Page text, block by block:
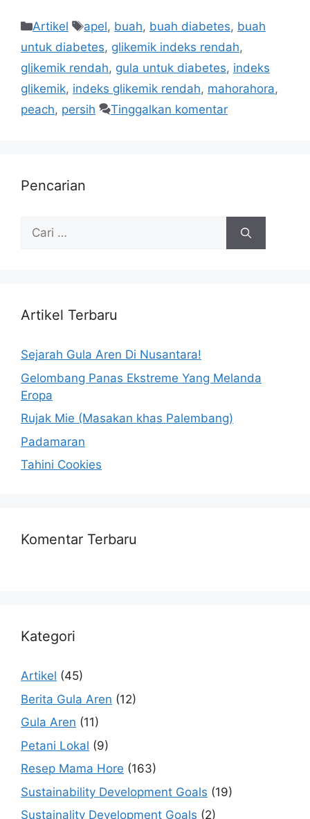
Artikel apel, buah, buah diabetes, buah
untuk diabetes, glikemik indeks rendah,
glikemik rendah, gula untuk diabetes, indeks
glikemik, indeks glikemik rendah, mahorahora,
peach, persih Tinggalkan komentar
Pencarian
Artikel Terbaru
Sejarah Gula Aren Di Nusantara!
Gelombang Panas Ekstreme Yang Melanda
Eropa
Rujak Mie (Masakan khas Palembang)
Padamaran
Tahini Cookies
Komentar Terbaru
Kategori
Artikel (45)
Berita Gula Aren (12)
Gula Aren (11)
Petani Lokal (9)
Resep Mama Hore (163)
Sustainability Development Goals (19)
Sustainality Development Goals (2)